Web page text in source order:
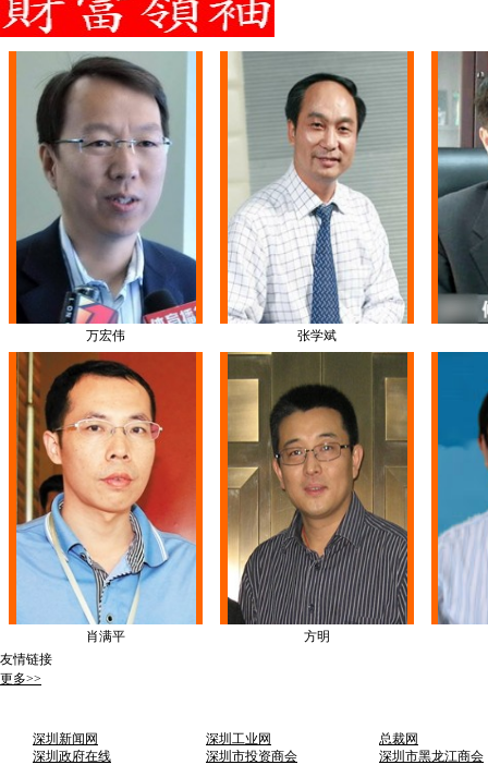
万宏伟 张学斌
肖满平
方明
友情链接
更多>>
深圳新闻网
深圳政府在线
深圳工业网
深圳市投资商会
总裁网
深圳市黑龙江商会